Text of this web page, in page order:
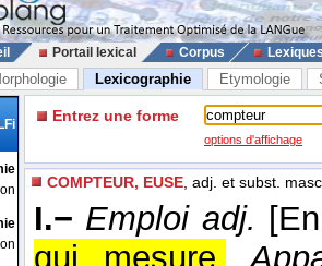
Portail lexical Corpus
Lexicographie Etymologie
Entrez une forme
options d'affichage
COMPTEUR, EUSE , adj. et subst.
I.− Emploi adj.
qui mesure.